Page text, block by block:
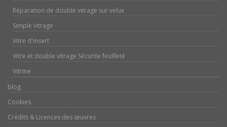
Réparation de double vitrage sur velux
Simple vitrage
Vitre d'insert
Vitre et double vitrage Sécurite feuilleté
Vitrine
blog
Cookies
Crédits & Licences des œuvres